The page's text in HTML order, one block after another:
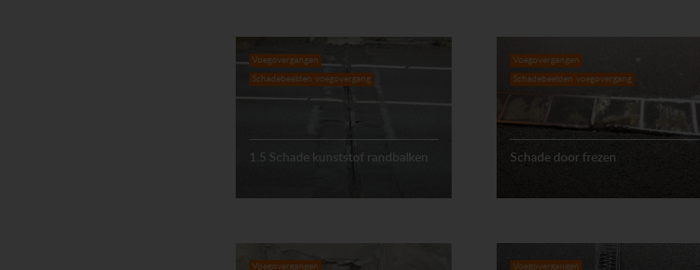
Voegovergangen
Schadebeelden voegovergang
1.5 Schade kunststof randbalken
Voegovergangen
Schadebeelden voegovergang
Schade door frezen
Voegovergangen Voegovergangen